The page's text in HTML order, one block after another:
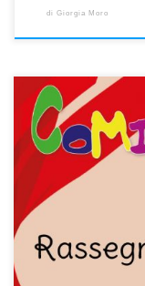
di Giorgia Moro
Torna l’unica,
E’ tempo di ridere a
novembre in
brave compagnie